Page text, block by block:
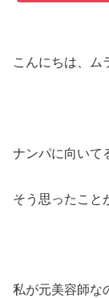
こんにちは、ム
ナンパに向いて
そう思ったこ
私が元美容師な